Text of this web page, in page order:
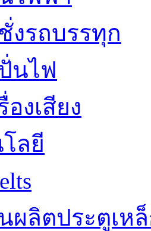
งรถบรรทุก
นไฟ
องเสียง
ลยี
ผลิตประตูเห